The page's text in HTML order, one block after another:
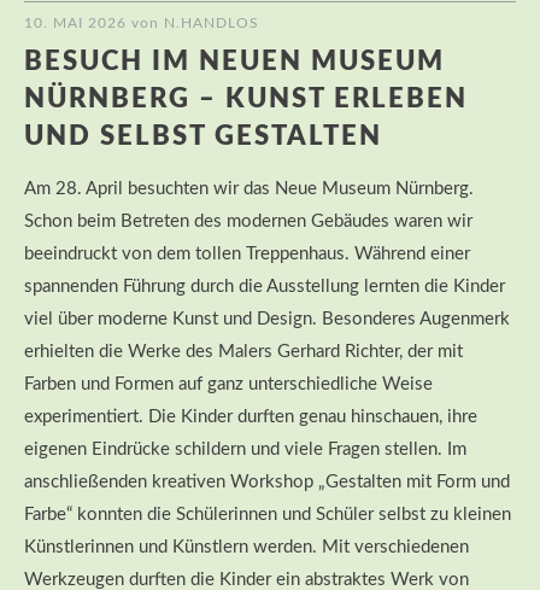
10. MAI 2026 von N.HANDLOS
BESUCH IM NEUEN MUSEUM
NÜRNBERG – KUNST ERLEBEN
UND SELBST GESTALTEN
Am 28. April besuchten wir das Neue Museum Nürnberg.
Schon beim Betreten des modernen Gebäudes waren wir
beeindruckt von dem tollen Treppenhaus. Während einer
spannenden Führung durch die Ausstellung lernten die Kinder
viel über moderne Kunst und Design. Besonderes Augenmerk
erhielten die Werke des Malers Gerhard Richter, der mit
Farben und Formen auf ganz unterschiedliche Weise
experimentiert. Die Kinder durften genau hinschauen, ihre
eigenen Eindrücke schildern und viele Fragen stellen. Im
anschließenden kreativen Workshop „Gestalten mit Form und
Farbe“ konnten die Schülerinnen und Schüler selbst zu kleinen
Künstlerinnen und Künstlern werden. Mit verschiedenen
Werkzeugen durften die Kinder ein abstraktes Werk von